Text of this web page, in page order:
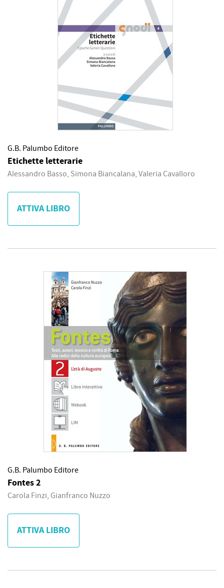
G.B. Palumbo Editore
Etichette letterarie
Alessandro Basso, Simona Biancalana, Valeria Cavalloro
ATTIVA LIBRO
G.B. Palumbo Editore
Fontes 2
Carola Finzi, Gianfranco Nuzzo
ATTIVA LIBRO